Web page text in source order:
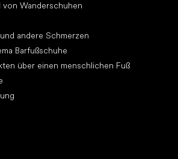
von Wanderschuhen
andere Schmerzen
Barfußschuhe
über einen menschlichen Fuß